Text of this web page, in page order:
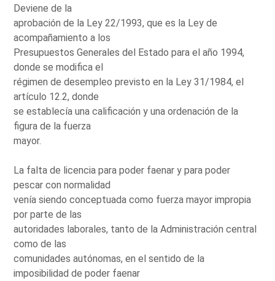
Deviene de la
aprobación de la Ley 22/1993, que es la Ley de
acompañamiento a los
Presupuestos Generales del Estado para el año 1994,
donde se modifica el
régimen de desempleo previsto en la Ley 31/1984, el
artículo 12.2, donde
se establecía una calificación y una ordenación de la
figura de la fuerza
mayor.
La falta de licencia para poder faenar y para poder
pescar con normalidad
venía siendo conceptuada como fuerza mayor impropia
por parte de las
autoridades laborales, tanto de la Administración central
como de las
comunidades autónomas, en el sentido de la
imposibilidad de poder faenar